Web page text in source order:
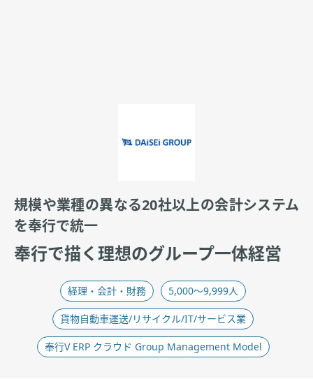
規模や業種の異なる20社以上の会計システム
を奉行で統一
奉行で描く理想のグループ一体経営
経理・会計・財務​ 5,000～9,999人
貨物自動車運送/リサイクル/IT/サービス業
奉行V ERP クラウド Group Management Model